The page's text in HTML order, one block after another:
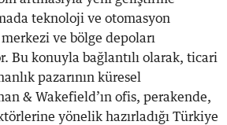
teknoloji ve otomasyon
ve bölge depoları
Bu konuyla bağlantılı olarak, ticari
pazarının küresel
& Wakefield’ın ofis, perakende,
yönelik hazırladığı Türkiye